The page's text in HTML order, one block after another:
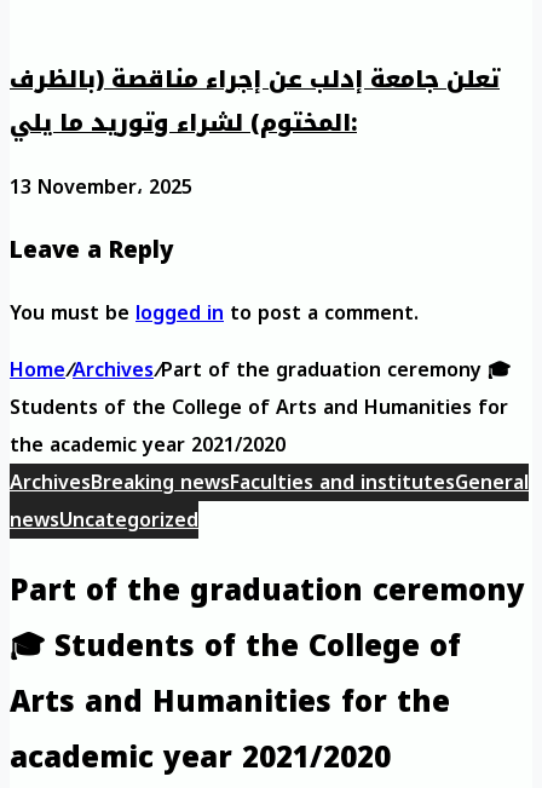
تعلن جامعة إدلب عن إجراء مناقصة (بالظرف
المختوم) لشراء وتوريد ما يلي:
13 November، 2025
Leave a Reply
You must belogged into post a comment.
Home/Archives/Part of the graduation ceremony 🎓
Students of the College of Arts and Humanities for
the academic year 2021/2020
ArchivesBreaking newsFaculties and institutesGeneral
newsUncategorized
Part of the graduation ceremony
🎓 Students of the College of
Arts and Humanities for the
academic year 2021/2020